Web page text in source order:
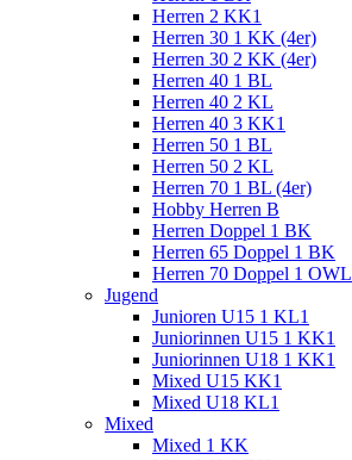
Herren 2 KK1
Herren 30 1 KK (4er)
Herren 30 2 KK (4er)
Herren 40 1 BL
Herren 40 2 KL
Herren 40 3 KK1
Herren 50 1 BL
Herren 50 2 KL
Herren 70 1 BL (4er)
Hobby Herren B
Herren Doppel 1 BK
Herren 65 Doppel 1 BK
Herren 70 Doppel 1 OWL
Jugend
Junioren U15 1 KL1
Juniorinnen U15 1 KK1
Juniorinnen U18 1 KK1
Mixed U15 KK1
Mixed U18 KL1
Mixed
Mixed 1 KK